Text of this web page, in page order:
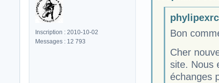
Inscription : 2010-10-02
Messages : 12 793
Bon
Cher
site. Nous
échanges